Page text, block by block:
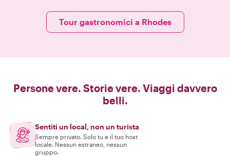
Tour gastronomici a Rhodes
Persone vere. Storie vere. Viaggi davvero
belli.
Sentiti un local, non un turista
Sempre privato. Solo tu e il tuo host
locale. Nessun estraneo, nessun
gruppo.